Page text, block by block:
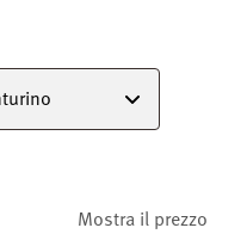
Mostra il prezzo